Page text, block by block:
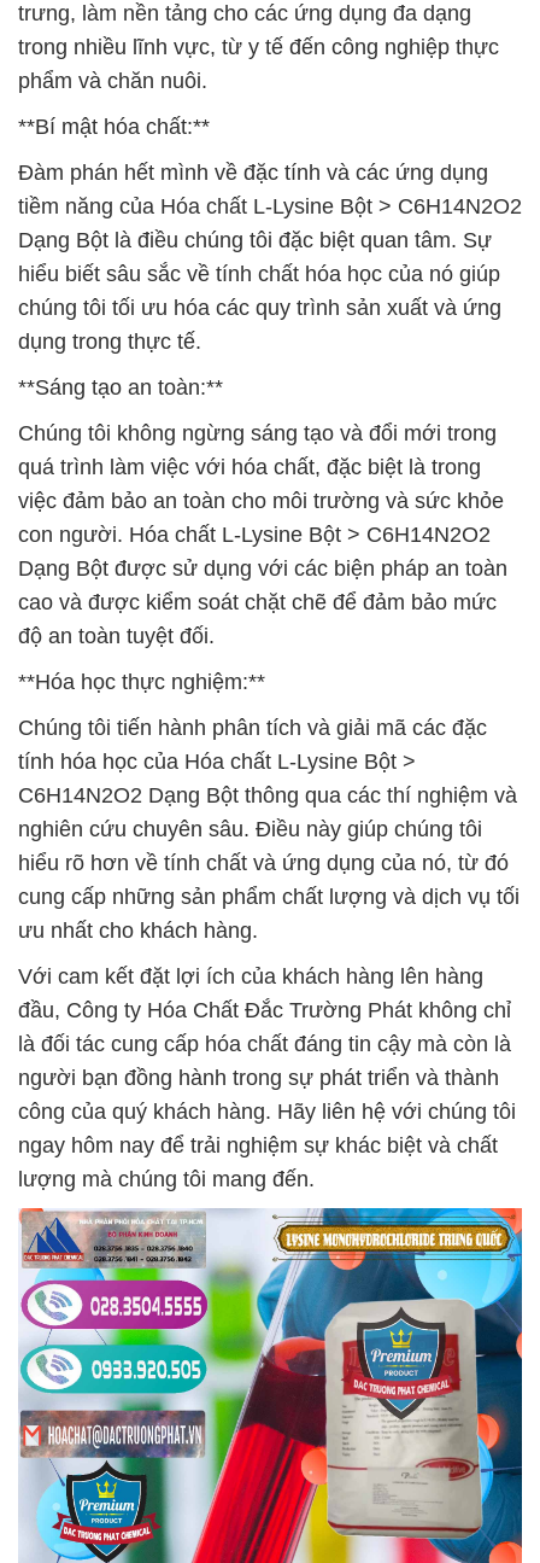
trưng, làm nền tảng cho các ứng dụng đa dạng
trong nhiều lĩnh vực, từ y tế đến công nghiệp thực
phẩm và chăn nuôi.
**Bí mật hóa chất:**
Đàm phán hết mình về đặc tính và các ứng dụng
tiềm năng của Hóa chất L-Lysine Bột > C6H14N2O2
Dạng Bột là điều chúng tôi đặc biệt quan tâm. Sự
hiểu biết sâu sắc về tính chất hóa học của nó giúp
chúng tôi tối ưu hóa các quy trình sản xuất và ứng
dụng trong thực tế.
**Sáng tạo an toàn:**
Chúng tôi không ngừng sáng tạo và đổi mới trong
quá trình làm việc với hóa chất, đặc biệt là trong
việc đảm bảo an toàn cho môi trường và sức khỏe
con người. Hóa chất L-Lysine Bột > C6H14N2O2
Dạng Bột được sử dụng với các biện pháp an toàn
cao và được kiểm soát chặt chẽ để đảm bảo mức
độ an toàn tuyệt đối.
**Hóa học thực nghiệm:**
Chúng tôi tiến hành phân tích và giải mã các đặc
tính hóa học của Hóa chất L-Lysine Bột >
C6H14N2O2 Dạng Bột thông qua các thí nghiệm và
nghiên cứu chuyên sâu. Điều này giúp chúng tôi
hiểu rõ hơn về tính chất và ứng dụng của nó, từ đó
cung cấp những sản phẩm chất lượng và dịch vụ tối
ưu nhất cho khách hàng.
Với cam kết đặt lợi ích của khách hàng lên hàng
đầu, Công ty Hóa Chất Đắc Trường Phát không chỉ
là đối tác cung cấp hóa chất đáng tin cậy mà còn là
người bạn đồng hành trong sự phát triển và thành
công của quý khách hàng. Hãy liên hệ với chúng tôi
ngay hôm nay để trải nghiệm sự khác biệt và chất
lượng mà chúng tôi mang đến.